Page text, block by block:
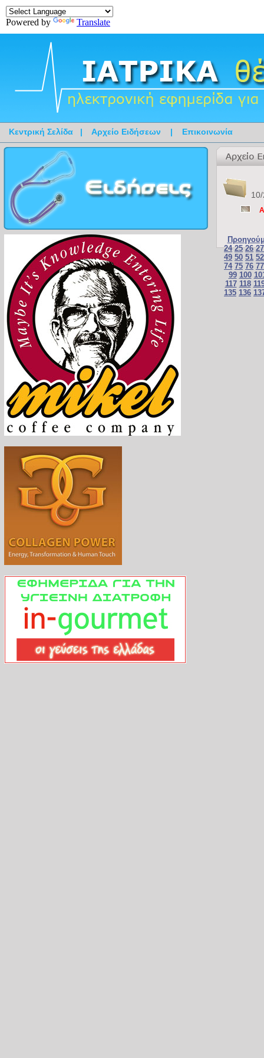
Powered by Translate
Κεντρική Σελίδα | Αρχείο Ειδήσεων | Επικοινωνία
24 25 26 27
49 50 51 52
74 75 76 77
99 100
117 118
135 136